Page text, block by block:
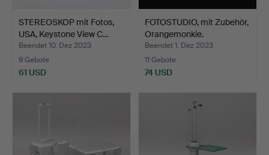
STEREOSKOP mit Fotos,
USA, Keystone View C…
Beendet 10. Dez 2023
9 Gebote
61 USD
FOTOSTUDIO, mit Zubehör,
Orangemonkie.
Beendet 1. Dez 2023
11 Gebote
74 USD